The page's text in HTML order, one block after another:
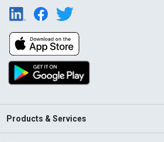
Products & Services